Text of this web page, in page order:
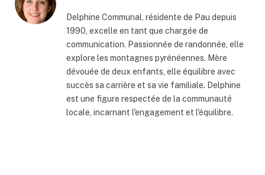
Delphine Communal, résidente de Pau depuis
1990, excelle en tant que chargée de
communication. Passionnée de randonnée, elle
explore les montagnes pyrénéennes. Mère
dévouée de deux enfants, elle équilibre avec
succès sa carrière et sa vie familiale. Delphine
est une figure respectée de la communauté
locale, incarnant l'engagement et l'équilibre.